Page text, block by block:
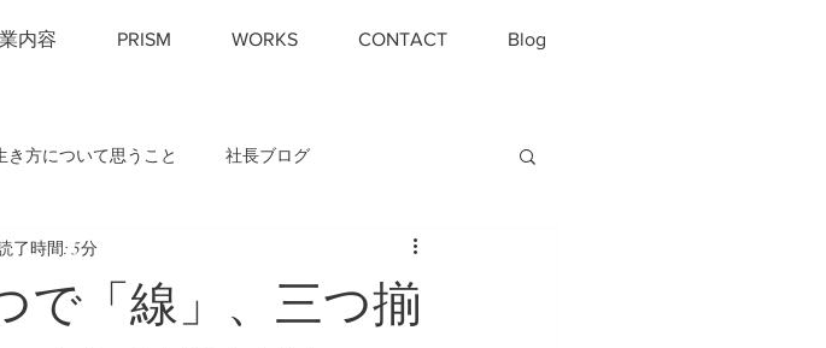
内容 PRISM WORKS CONTACT Blog
き方について思うこと 社長ブログ
で「線」、三つ揃
了時間: 5分